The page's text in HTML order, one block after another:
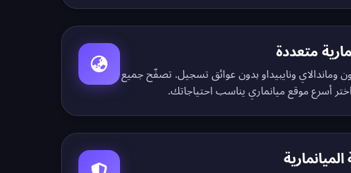
متعددة
وماندالاي ونايبيداو بدون عوائق تسجيل. تصفّح جميع
أسرع موقع ميانماري يناسب احتياجاتك.